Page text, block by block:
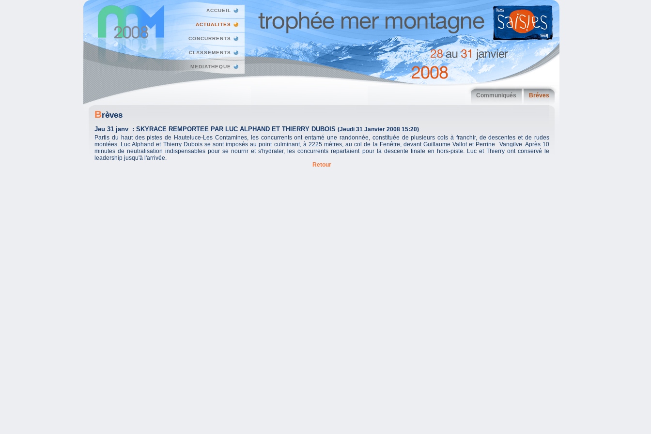
ACCUEIL
ACTUALITES
CONCURRENTS
CLASSEMENTS
MEDIATHEQUE
Communiqués Bréves
Brèves
Jeu 31 janv : SKYRACE REMPORTEE PAR LUC ALPHAND ET THIERRY DUBOIS (Jeudi 31 Janvier 2008 15:20)
Partis du haut des pistes de Hauteluce-Les Contamines, les concurrents ont entamé une randonnée, constituée de plusieurs cols à franchir, de descentes et de rudes
montées. Luc Alphand et Thierry Dubois se sont imposés au point culminant, à 2225 mètres, au col de la Fenêtre, devant Guillaume Vallot et Perrine Vangilve. Après 10
minutes de neutralisation indispensables pour se nourrir et s'hydrater, les concurrents repartaient pour la descente finale en hors-piste. Luc et Thierry ont conservé le
leadership jusqu'à l'arrivée.
Retour